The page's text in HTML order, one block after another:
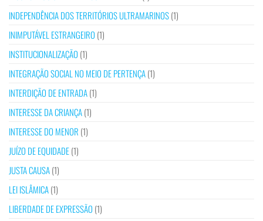
INDEPENDÊNCIA DOS TERRITÓRIOS ULTRAMARINOS(1)
INIMPUTÁVEL ESTRANGEIRO (1)
INSTITUCIONALIZAÇÃO (1)
INTEGRAÇÃO SOCIAL NO MEIO DE PERTENÇA(1)
INTERDIÇÃO DE ENTRADA(1)
INTERESSE DA CRIANÇA(1)
INTERESSE DO MENOR (1)
JUÍZO DE EQUIDADE(1)
JUSTA CAUSA(1)
LEI ISLÂMICA(1)
LIBERDADE DE EXPRESSÃO (1)